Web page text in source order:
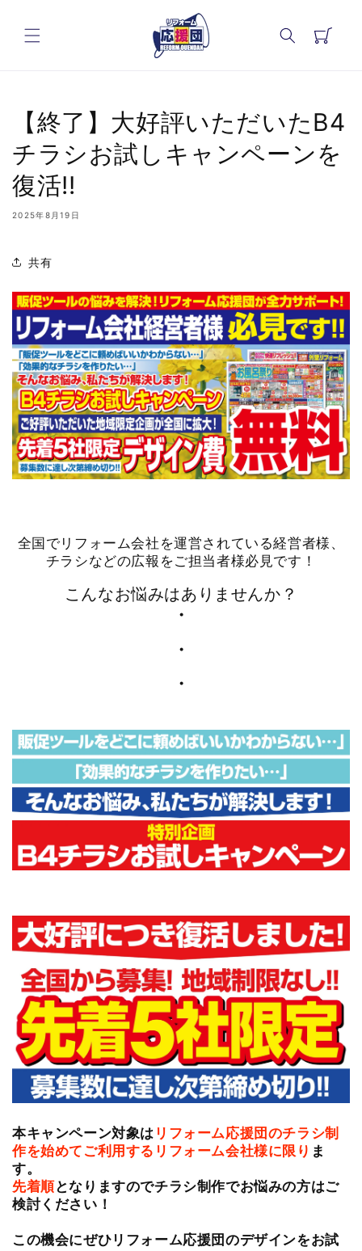
進む
ー
【終了】大好評いただいたB4
チラシお試しキャンペーンを
復活!!
2025年8月19日
共有
全国でリフォーム会社を運営されている経営者様、
チラシなどの広報をご担当者様必見です！
こんなお悩みはありませんか？
・
・
・
本キャンペーン対象は リフォーム応援団のチラシ制
作を始めてご利用するリフォーム会社様に限り ま
す。
先着順となりますのでチラシ制作でお悩みの方はご
検討ください！
この機会にぜひリフォーム応援団のデザインをお試